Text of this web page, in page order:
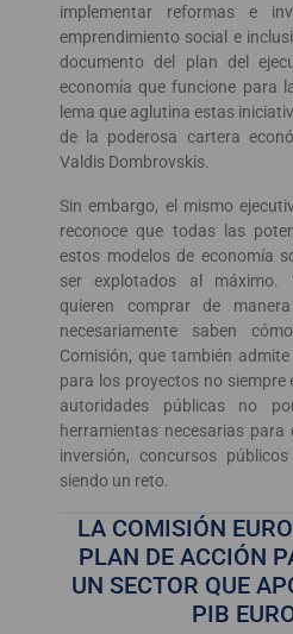
implementar reformas e
emprendimiento social e
documento del plan del
economía que funcione para
lema que aglutina estas
de la poderosa cartera
Valdis Dombrovskis.
Sin embargo, el mismo
reconoce que todas las
estos modelos de economía
ser explotados al máximo.
quieren comprar de
necesariamente saben
Comisión, que también
para los proyectos no siempre
autoridades públicas no
herramientas necesarias
inversión, concursos
siendo un reto.
LA COMISIÓN
PLAN DE ACCIÓN
UN SECTOR QUE
PIB